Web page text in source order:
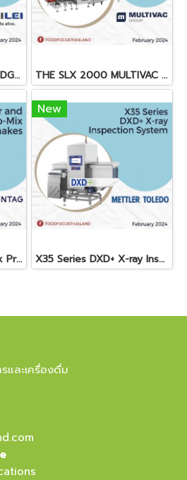
FUKUSHIMA GALILEI FRIDGE GLASS DOOR FREEZER THE SLX 2000 MULTIVAC SLICER
Clear and Ready-to-Mix Protein Shakes
New
X35 Series DXD+ X-ray Inspection System
และเครื่องดื่ม